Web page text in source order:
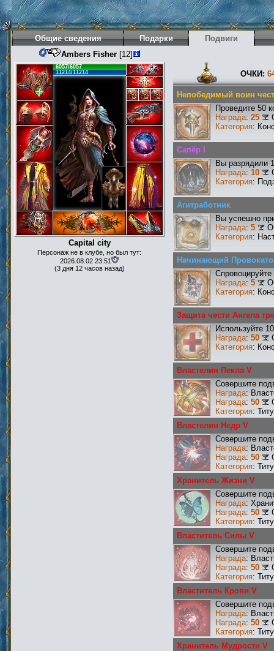
Общие сведения Подарки Подвиги
Ambers Fisher[12]
6057/6057
11214/11214
Capital city
Персонаж не в клубе, но был тут:
2026.08.02 23:51
(3 дня 12 часов назад)
ОЧКИ:
Непобедимый воин
Проведите 50
Награда: 25
Категория:
Сапёр I
Вы разрядили
Награда: 10
Категория:
Агитработник
Вы успешно
Награда: 5
Категория:
Начинающий
Награда: 5
Категория:
Защита чести Ангела
Используйте
Награда: 50
Категория:
Властелин Пекла V
Совершите
Награда:
Награда: 50
Категория:
Властелин Недр V
Совершите
Награда:
Награда: 50
Категория:
Хранитель Жизни V
Совершите
Награда:
Награда: 50
Категория:
Властитель Силы V
Совершите
Награда:
Награда: 50
Категория:
Властитель Крови V
Совершите
Награда:
Награда: 50
Категория:
Хранитель Мудрости V